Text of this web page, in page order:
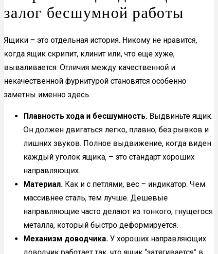
залог бесшумной работы
Ящики – это отдельная история. Никому не нравится,
когда ящик скрипит, клинит или, что еще хуже,
вываливается. Отличия между качественной и
некачественной фурнитурой становятся особенно
заметны именно здесь.
Плавность хода и бесшумность. Выдвиньте ящик.
Он должен двигаться легко, плавно, без рывков и
лишних звуков. Полное выдвижение, когда виден
каждый уголок ящика, – это стандарт хороших
направляющих.
Материал. Как и с петлями, вес – индикатор. Чем
массивнее сталь, тем лучше. Дешевые
направляющие часто делают из тонкого, гнущегося
металла, который быстро деформируется.
Механизм доводчика. У хороших направляющих